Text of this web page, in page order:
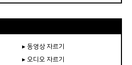
▸ 동영상 자르기
▸ 오디오 자르기